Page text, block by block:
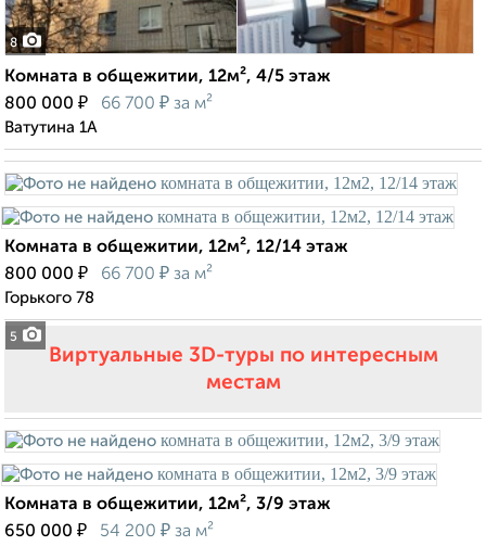
8
Комната в общежитии, 12м², 4/5 этаж
800 000 ₽ 66 700 ₽ за м²
Ватутина 1А
5
Комната в общежитии, 12м², 12/14 этаж
800 000 ₽ 66 700 ₽ за м²
Горького 78
Виртуальные 3D-туры по интересным
местам
Комната в общежитии, 12м², 3/9 этаж
650 000 ₽ 54 200 ₽ за м²